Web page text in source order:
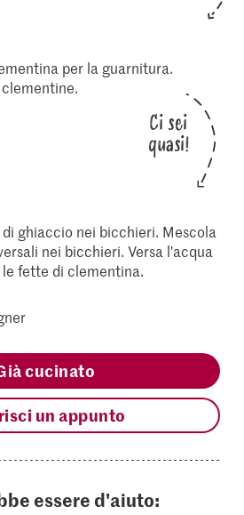
per la guarnitura.
Ci sei
quasi!
ghiaccio nei bicchieri. Mescola
nei bicchieri. Versa l'acqua
fette di clementina.
cucinato
un appunto
essere d'aiuto: